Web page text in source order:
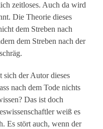
zeitloses. Auch da wird
Die Theorie dieses
dem Streben nach
dem Streben nach der
sich der Autor dieses
nach dem Tode nichts
Das ist doch
weiß es
Es stört auch, wenn der